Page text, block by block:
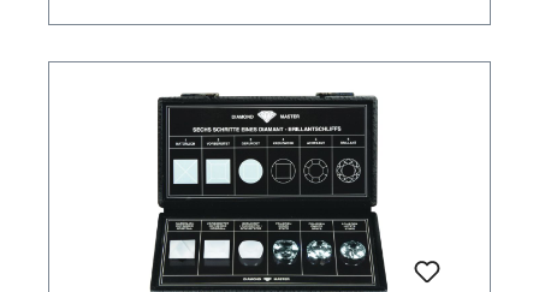
"Phantasie gelb". Die Einsatzkarte beschreibt detailliert
ektion des Lichts.